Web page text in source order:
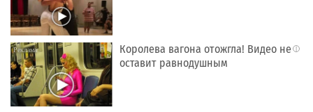
i
Королева вагона отожгла! Видео не
оставит равнодушным